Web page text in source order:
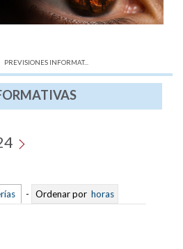
AQUÍ:
PREVISIONES INFORMAT...
- Ordenar por horas